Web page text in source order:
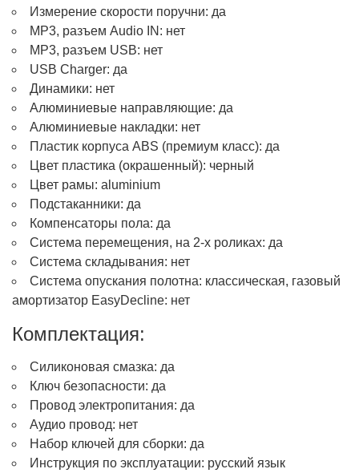
Измерение скорости поручни: да
MP3, разъем Audio IN: нет
MP3, разъем USB: нет
USB Charger: да
Динамики: нет
Алюминиевые направляющие: да
Алюминиевые накладки: нет
Пластик корпуса ABS (премиум класс): да
Цвет пластика (окрашенный): черный
Цвет рамы: aluminium
Подстаканники: да
Компенсаторы пола: да
Система перемещения, на 2-х роликах: да
Система складывания: нет
Система опускания полотна: классическая, газовый
амортизатор EasyDecline: нет
Комплектация:
Силиконовая смазка: да
Ключ безопасности: да
Провод электропитания: да
Аудио провод: нет
Набор ключей для сборки: да
Инструкция по эксплуатации: русский язык